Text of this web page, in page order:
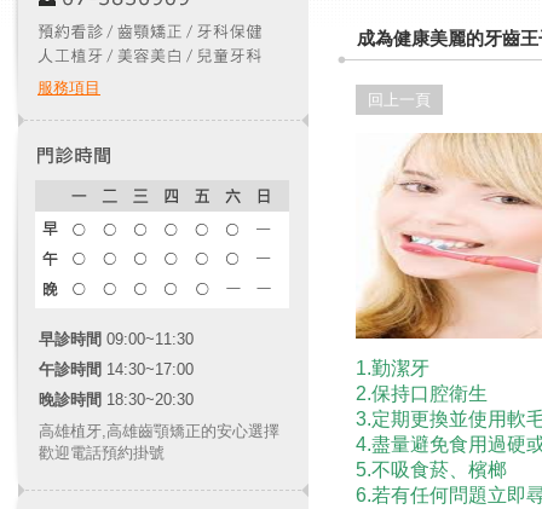
服務項目
早診時間 09:00~11:30
午診時間 14:30~17:00
晚診時間 18:30~20:30
高雄植牙,高雄齒顎矯正的安心選擇
歡迎電話預約掛號
成為健康美麗的牙齒
回上一頁
1.勤潔牙
2.保持口腔衛生
3.定期更換並使用軟
4.盡量避免食用過硬
5.不吸食菸、檳榔
6.若有任何問題立即